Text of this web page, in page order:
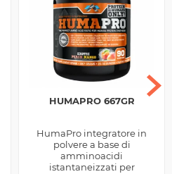
HUMAPRO 667GR
HumaPro integratore in
polvere a base di
amminoacidi
istantaneizzati per